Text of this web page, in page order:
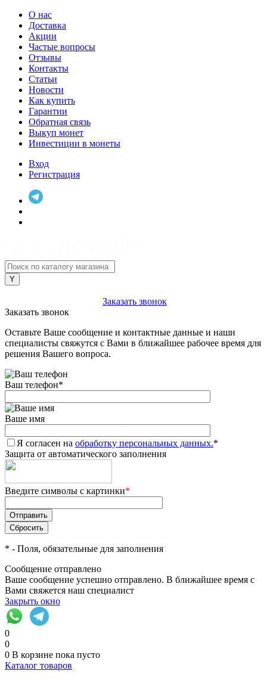
О нас
Доставка
Акции
Частые вопросы
Отзывы
Контакты
Статьи
Новости
Как купить
Гарантии
Обратная связь
Выкуп монет
Инвестиции в монеты
Вход
Регистрация
Заказать звонок
Заказать звонок
Оставьте Ваше сообщение и контактные данные и наши
специалисты свяжутся с Вами в ближайшее рабочее время для
решения Вашего вопроса.
Ваш телефон*
Ваше имя
Я согласен на обработку персональных данных.*
Защита от автоматического заполнения
Введите символы с картинки*
* - Поля, обязательные для заполнения
Сообщение отправлено
Ваше сообщение успешно отправлено. В ближайшее время с
Вами свяжется наш специалист
Закрыть окно
0
0
0 В корзине пока пусто
Каталог товаров